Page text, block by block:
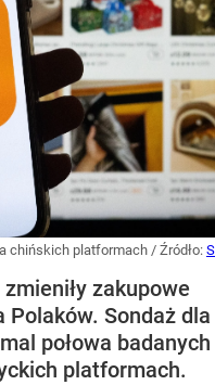
chińskich platformach / Źródło:
zakupowe
Sondaż dla
połowa
platformach.